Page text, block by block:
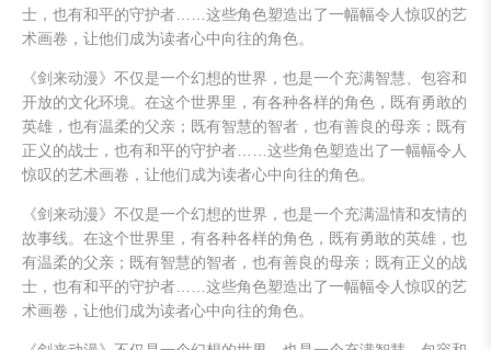
士，也有和平的守护者……这些角色塑造出了一幅幅令人惊叹的艺
术画卷，让他们成为读者心中向往的角色。
《剑来动漫》不仅是一个幻想的世界，也是一个充满智慧、包容和
开放的文化环境。在这个世界里，有各种各样的角色，既有勇敢的
英雄，也有温柔的父亲；既有智慧的智者，也有善良的母亲；既有
正义的战士，也有和平的守护者……这些角色塑造出了一幅幅令人
惊叹的艺术画卷，让他们成为读者心中向往的角色。
《剑来动漫》不仅是一个幻想的世界，也是一个充满温情和友情的
故事线。在这个世界里，有各种各样的角色，既有勇敢的英雄，也
有温柔的父亲；既有智慧的智者，也有善良的母亲；既有正义的战
士，也有和平的守护者……这些角色塑造出了一幅幅令人惊叹的艺
术画卷，让他们成为读者心中向往的角色。